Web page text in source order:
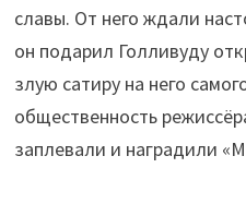
славы. От него ждали
он подарил Голливуду
злую сатиру на него
общественность
заплевали и наградили